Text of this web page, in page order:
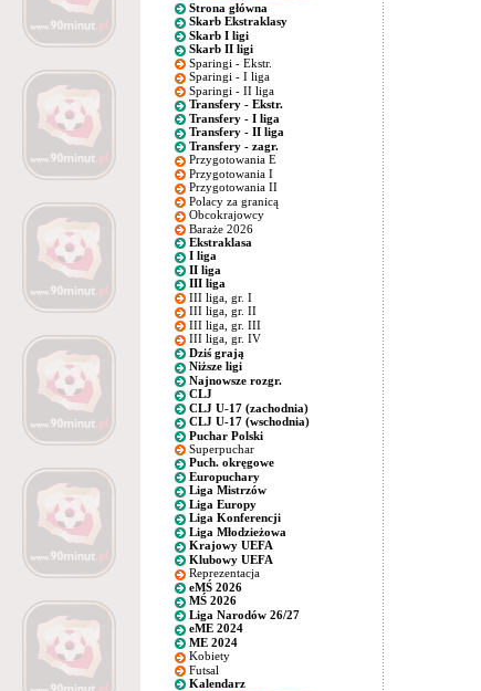
Strona główna
Skarb Ekstraklasy
Skarb I ligi
Skarb II ligi
Sparingi - Ekstr.
Sparingi - I liga
Sparingi - II liga
Transfery - Ekstr.
Transfery - I liga
Transfery - II liga
Transfery - zagr.
Przygotowania E
Przygotowania I
Przygotowania II
Polacy za granicą
Obcokrajowcy
Baraże 2026
Ekstraklasa
I liga
II liga
III liga
III liga, gr. I
III liga, gr. II
III liga, gr. III
III liga, gr. IV
Dziś grają
Niższe ligi
Najnowsze rozgr.
CLJ
CLJ U-17 (zachodnia)
CLJ U-17 (wschodnia)
Puchar Polski
Superpuchar
Puch. okręgowe
Europuchary
Liga Mistrzów
Liga Europy
Liga Konferencji
Liga Młodzieżowa
Krajowy UEFA
Klubowy UEFA
Reprezentacja
eMŚ 2026
MŚ 2026
Liga Narodów 26/27
eME 2024
ME 2024
Kobiety
Futsal
Kalendarz